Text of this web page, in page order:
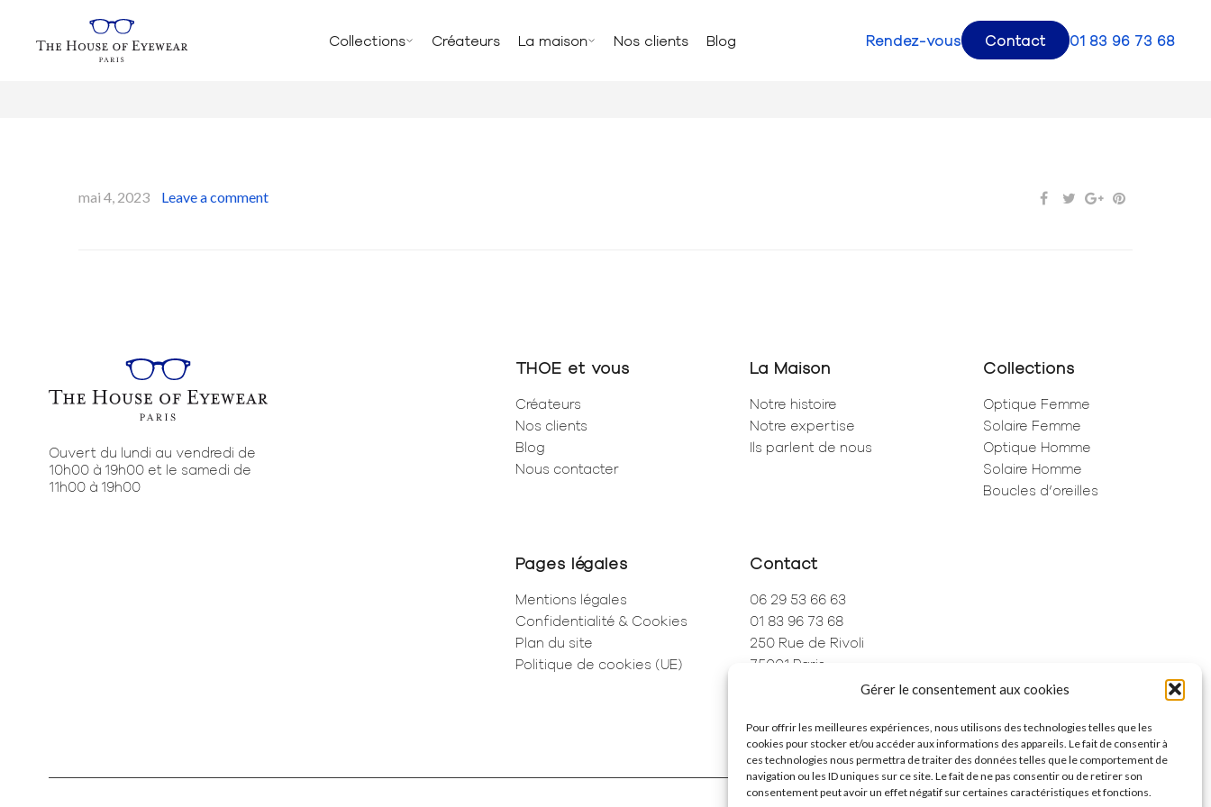
Gérer le consentement aux cookies
Pour offrir les meilleures expériences, nous utilisons des technologies telles que les
cookies pour stocker et/ou accéder aux informations des appareils. Le fait de consentir à
ces technologies nous permettra de traiter des données telles que le comportement de
navigation ou les ID uniques sur ce site. Le fait de ne pas consentir ou de retirer son
consentement peut avoir un effet négatif sur certaines caractéristiques et fonctions.
Collections Créateurs La maison Nos clients Blog Rendez-vous Contact 01 83 96 73 68
mai 4, 2023 Leave a comment
Ouvert du lundi au vendredi de
10h00 à 19h00 et le samedi de
11h00 à 19h00
THOE et vous
Créateurs
Nos clients
Blog
Nous contacter
La Maison
Notre histoire
Notre expertise
Ils parlent de nous
Collections
Optique Femme
Solaire Femme
Optique Homme
Solaire Homme
Boucles d’oreilles
Pages légales
Mentions légales
Confidentialité & Cookies
Plan du site
Politique de cookies (UE)
Contact
06 29 53 66 63
01 83 96 73 68
250 Rue de Rivoli
75001 Paris